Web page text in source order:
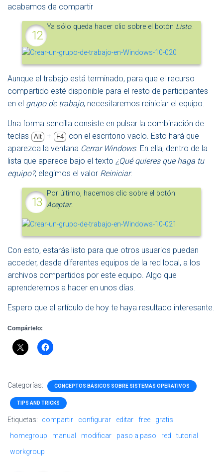
acabamos de compartir
Ya sólo queda hacer clic sobre el botón Listo.
Aunque el trabajo está terminado, para que el recurso
compartido esté disponible para el resto de participantes
en el grupo de trabajo, necesitaremos reiniciar el equipo.
Una forma sencilla consiste en pulsar la combinación de
teclas
Alt + F4
con el escritorio vacío. Esto hará que
aparezca la ventana Cerrar Windows. En ella, dentro de la
lista que aparece bajo el texto ¿Qué quieres que haga tu
equipo?, elegimos el valor Reiniciar.
Por último, hacemos clic sobre el botón
Aceptar.
Con esto, estarás listo para que otros usuarios puedan
acceder, desde diferentes equipos de la red local, a los
archivos compartidos por este equipo. Algo que
aprenderemos a hacer en unos días.
Espero que el artículo de hoy te haya resultado interesante.
Compártelo:
Categorías: CONCEPTOS BÁSICOS SOBRE SISTEMAS OPERATIVOS
TIPS AND TRICKS
Etiquetas: compartir configurar editar free
gratis
homegroup
manual modificar paso a paso red
tutorial
workgroup